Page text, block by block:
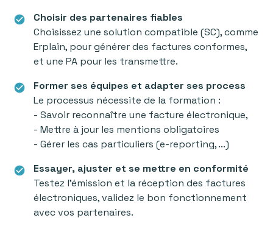
check_circle
Choisir des partenaires fiables
Choisissez une solution compatible (SC), comme
Erplain, pour générer des factures conformes,
et une PA pour les transmettre.
check_circle
Former ses équipes et adapter ses process
Le processus nécessite de la formation :
- Savoir reconnaître une facture électronique,
- Mettre à jour les mentions obligatoires
- Gérer les cas particuliers (e-reporting, ...)
check_circle
Essayer, ajuster et se mettre en conformité
Testez l’émission et la réception des factures
électroniques, validez le bon fonctionnement
avec vos partenaires.